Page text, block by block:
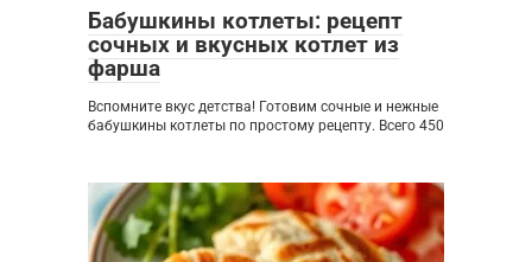
Бабушкины котлеты: рецепт
сочных и вкусных котлет из
фарша
Вспомните вкус детства! Готовим сочные и нежные
бабушкины котлеты по простому рецепту. Всего 450